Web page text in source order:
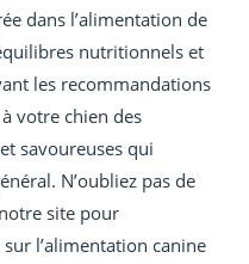
dans l’alimentation de
nutritionnels et
les recommandations
votre chien des
savoureuses qui
N’oubliez pas de
site pour
l’alimentation canine